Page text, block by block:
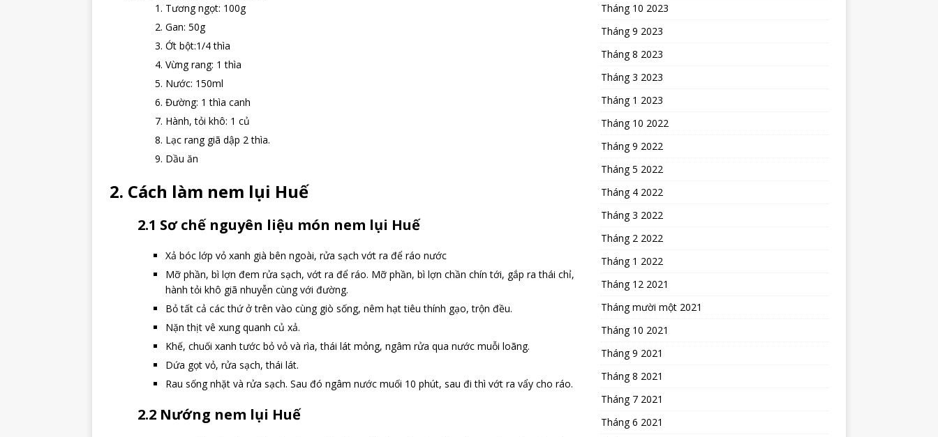
Tương ngọt: 100g
Gan: 50g
Ớt bột:1/4 thìa
Vừng rang: 1 thìa
Nước: 150ml
Đường: 1 thìa canh
Hành, tỏi khô: 1 củ
Lạc rang giã dập 2 thìa.
Dầu ăn
2. Cách làm nem lụi Huế
2.1 Sơ chế nguyên liệu món nem lụi Huế
Xả bóc lớp vỏ xanh già bên ngoài, rửa sạch vớt ra để ráo nước
Mỡ phần, bì lợn đem rửa sạch, vớt ra để ráo. Mỡ phần, bì lợn chần chín tới, gắp ra thái chỉ,
hành tỏi khô giã nhuyễn cùng với đường.
Bỏ tất cả các thứ ở trên vào cùng giò sống, nêm hạt tiêu thính gạo, trộn đều.
Nặn thịt vê xung quanh củ xả.
Khế, chuối xanh tước bỏ vỏ và rìa, thái lát mỏng, ngâm rửa qua nước muỗi loãng.
Dứa gọt vỏ, rửa sạch, thái lát.
Rau sống nhặt và rửa sạch. Sau đó ngâm nước muối 10 phút, sau đi thì vớt ra vẩy cho ráo.
2.2 Nướng nem lụi Huế
Tháng 10 2023
Tháng 9 2023
Tháng 8 2023
Tháng 3 2023
Tháng 1 2023
Tháng 10 2022
Tháng 9 2022
Tháng 5 2022
Tháng 4 2022
Tháng 3 2022
Tháng 2 2022
Tháng 1 2022
Tháng 12 2021
Tháng mười một 2021
Tháng 10 2021
Tháng 9 2021
Tháng 8 2021
Tháng 7 2021
Tháng 6 2021